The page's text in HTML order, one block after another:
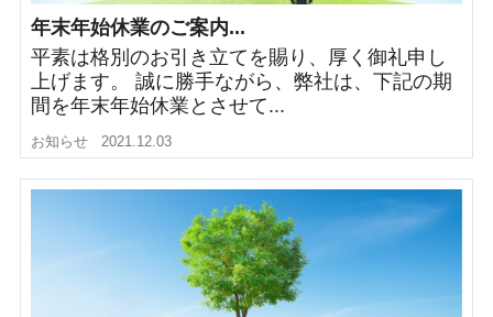
年末年始休業のご案内...
平素は格別のお引き立てを賜り、厚く御礼申し
上げます。 誠に勝手ながら、弊社は、下記の期
間を年末年始休業とさせて...
お知らせ 2021.12.03